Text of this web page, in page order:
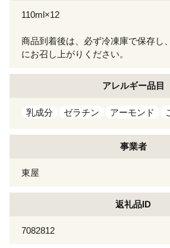
110ml×12
商品到着後は、必ず冷凍庫で保存し
にお召し上がりください。
アレルギー品目
乳成分 ゼラチン アーモンド
事業者
東屋
返礼品ID
7082812